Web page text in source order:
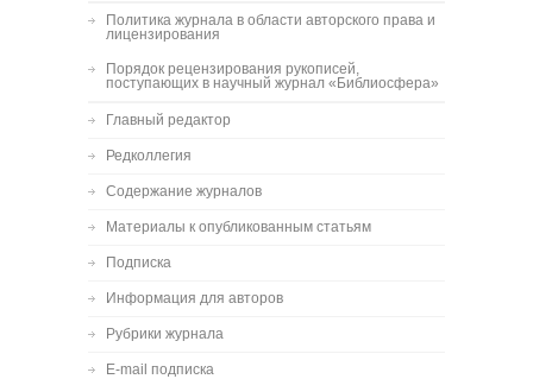
Политика журнала в области авторского права и
лицензирования
Порядок рецензирования рукописей,
поступающих в научный журнал «Библиосфера»
Главный редактор
Редколлегия
Содержание журналов
Материалы к опубликованным статьям
Подписка
Информация для авторов
Рубрики журнала
E-mail подписка